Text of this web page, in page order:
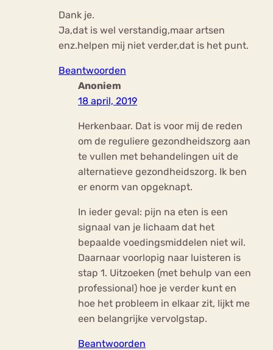
Dank je.
Ja,dat is wel verstandig,maar artsen
enz.helpen mij niet verder,dat is het punt.
Beantwoorden
Anoniem
18 april, 2019
Herkenbaar. Dat is voor mij de reden
om de reguliere gezondheidszorg aan
te vullen met behandelingen uit de
alternatieve gezondheidszorg. Ik ben
er enorm van opgeknapt.
In ieder geval: pijn na eten is een
signaal van je lichaam dat het
bepaalde voedingsmiddelen niet wil.
Daarnaar voorlopig naar luisteren is
stap 1. Uitzoeken (met behulp van een
professional) hoe je verder kunt en
hoe het probleem in elkaar zit, lijkt me
een belangrijke vervolgstap.
Beantwoorden